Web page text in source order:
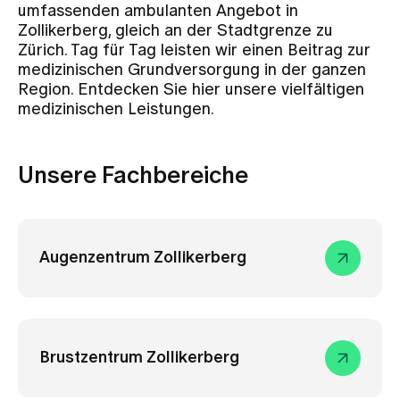
Aktuelles
Jobs & Karriere
Medien
umfassenden ambulanten Angebot in
Zollikerberg, gleich an der Stadtgrenze zu
Zürich. Tag für Tag leisten wir einen Beitrag zur
medizinischen Grundversorgung in der ganzen
Region. Entdecken Sie hier unsere vielfältigen
medizinischen Leistungen.
Unsere Fachbereiche
Augenzentrum Zollikerberg
Brustzentrum Zollikerberg